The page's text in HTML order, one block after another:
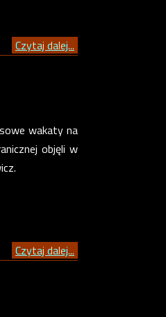
Czytaj dalej...
wakaty na
objęli w
Czytaj dalej...